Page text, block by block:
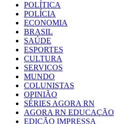
POLÍTICA
POLÍCIA
ECONOMIA
BRASIL
SAÚDE
ESPORTES
CULTURA
SERVIÇOS
MUNDO
COLUNISTAS
OPINIÃO
SÉRIES AGORA RN
AGORA RN EDUCAÇÃO
EDIÇÃO IMPRESSA